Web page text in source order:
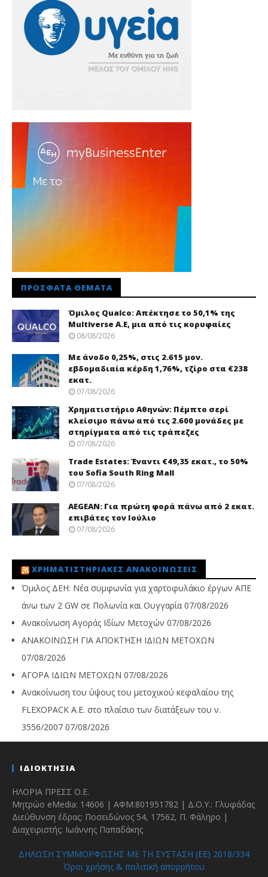
ΠΡΌΣΦΑΤΑ ΘΈΜΑΤΑ
Όμιλος Qualco: Απέκτησε το 50,1% της
Multiverse A.E, μια από τις κορυφαίες
08/08/2026
Με άνοδο 0,25%, στις 2.615 μον.
εβδομαδιαία κέρδη 1,76%, τζίρο στα €238
εκατ.
07/08/2026
Χρηματιστήριο Αθηνών: Πέμπτο σερί
κλείσιμο πάνω από τις 2.600 μονάδες με
στηρίγματα από τις τράπεζες
07/08/2026
Trade Εstates: Έναντι €49,35 εκατ., το 50%
του Sofia South Ring Mall
07/08/2026
AEGEAN: Για πρώτη φορά πάνω από 2 εκατ.
επιβάτες τον Ιούλιο
07/08/2026
ΧΡΗΜΑΤΙΣΤΗΡΙΑΚΈΣ ΑΝΑΚΟΙΝΏΣΕΙΣ
Όμιλος ΔΕΗ: Νέα συμφωνία για χαρτοφυλάκιο έργων ΑΠΕ
άνω των 2 GW σε Πολωνία και Ουγγαρία 07/08/2026
Ανακοίνωση Αγοράς Ιδίων Μετοχών 07/08/2026
ΑΝΑΚΟΙΝΩΣΗ ΓΙΑ ΑΠΟΚΤΗΣΗ ΙΔΙΩΝ ΜΕΤΟΧΩΝ
07/08/2026
ΑΓΟΡΑ ΙΔΙΩΝ ΜΕΤΟΧΩΝ 07/08/2026
Ανακοίνωση του ύψους του μετοχικού κεφαλαίου της
FLEXOPACK A.E. στο πλαίσιο των διατάξεων του ν.
3556/2007 07/08/2026
ΙΔΙΟΚΤΗΣΙΑ
ΗΛΟΡΙΑ ΠΡΕΣΣ Ο.Ε.
Μητρώο eMedia: 14606 | ΑΦΜ:801951782 | Δ.Ο.Υ.: Γλυφάδας
Διεύθυνση έδρας: Ποσειδώνος 54, 17562, Π. Φάληρο |
Διαχειριστής: Ιωάννης Παπαδάκης
ΔΗΛΩΣΗ ΣΥΜΜΟΡΦΩΣΗΣ ΜΕ ΤΗ ΣΥΣΤΑΣΗ (ΕΕ) 2018/334
Όροι χρήσης & πολιτική απορρήτου